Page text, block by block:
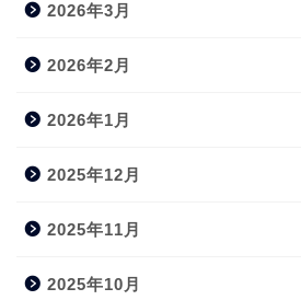
2026年3月
2026年2月
2026年1月
2025年12月
2025年11月
2025年10月